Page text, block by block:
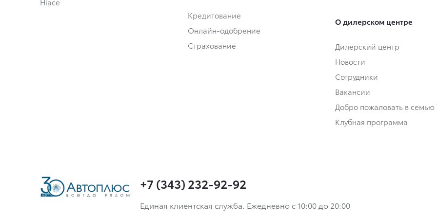
Кредитование
Онлайн-одобрение
Страхование
О дилерском центре
Дилерский центр
Новости
Сотрудники
Вакансии
Добро пожаловать в семью
Клубная программа
+7 (343) 232-92-92
Единая клиентская служба. Ежедневно с 10:00 до 20:00